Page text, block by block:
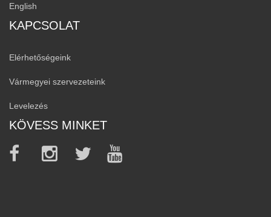
English
KAPCSOLAT
Elérhetőségeink
Vármegyei szervezeteink
Levelezés
KÖVESS MINKET